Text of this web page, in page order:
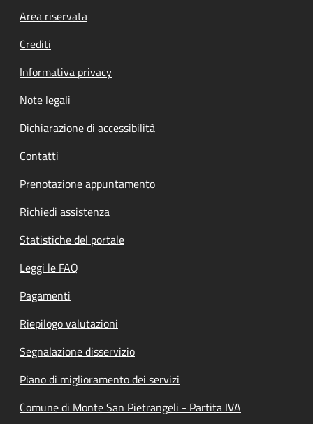
Footer menu
Area riservata
Crediti
Informativa privacy
Note legali
Dichiarazione di accessibilità
Contatti
Prenotazione appuntamento
Richiedi assistenza
Statistiche del portale
Leggi le FAQ
Pagamenti
Riepilogo valutazioni
Segnalazione disservizio
Piano di miglioramento dei servizi
Comune di Monte San Pietrangeli - Partita IVA